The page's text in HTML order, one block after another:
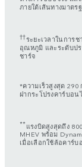
ภายใต้เส้นทางมาต
††ระยะเวลาในการ
อุณหภูมิ และระดับปร
ชาร์จ
*ความเร็วสูงสุด
ฝากระโปรงคาร์บอน
**แรงบิดสูงสุดถึง
MHEV พร้อม
เมื่อเลือกใช้ล้อคาร์